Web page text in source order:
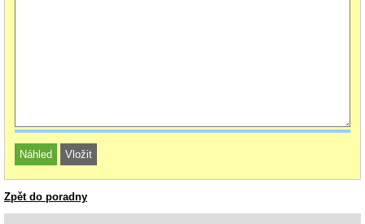
Zpět do poradny